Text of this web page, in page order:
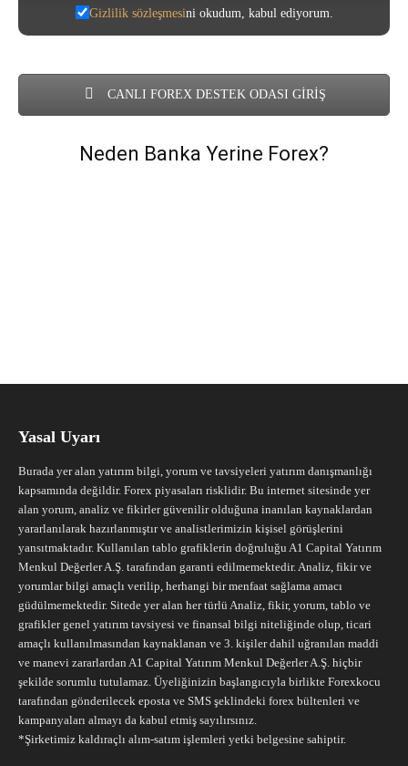
Gizlilik sözleşmesini okudum, kabul ediyorum.
CANLI FOREX DESTEK ODASI GİRİŞ
Neden Banka Yerine Forex?
Yasal Uyarı
Burada yer alan yatırım bilgi, yorum ve tavsiyeleri yatırım danışmanlığı
kapsamında değildir. Forex piyasaları risklidir. Bu internet sitesinde yer
alan yorum, analiz ve fikirler güvenilir olduğuna inanılan kaynaklardan
yararlanılarak hazırlanmıştır ve analistlerimizin kişisel görüşlerini
yansıtmaktadır. Kullanılan tablo grafiklerin doğruluğu A1 Capital Yatırım
Menkul Değerler A.Ş. tarafından garanti edilmemektedir. Analiz, fikir ve
yorumlar bilgi amaçlı verilip, herhangi bir menfaat sağlama amacı
güdülmemektedir. Sitede yer alan her türlü Analiz, fikir, yorum, tablo ve
grafikler genel yatırım tavsiyesi ve finansal bilgi niteliğinde olup, ticari
amaçlı kullanılmasından kaynaklanan ve 3. kişiler dahil uğranılan maddi
ve manevi zararlardan A1 Capital Yatırım Menkul Değerler A.Ş. hiçbir
şekilde sorumlu tutulamaz. Üyeliğinizin başlangıcıyla birlikte Forexkocu
tarafından gönderilecek eposta ve SMS şeklindeki forex bültenleri ve
kampanyaları almayı da kabul etmiş sayılırsınız.
*Şirketimiz kaldıraçlı alım-satım işlemleri yetki belgesine sahiptir.